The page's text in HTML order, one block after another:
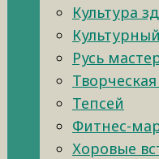
Культура
Русь
Тепсей
Фитнес-
Хоровые